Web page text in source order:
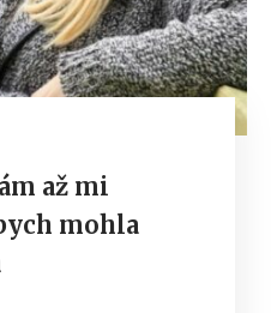
až mi
mohla